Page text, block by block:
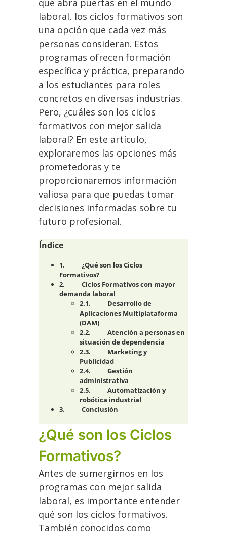
que abra puertas en el mundo
laboral, los ciclos formativos son
una opción que cada vez más
personas consideran. Estos
programas ofrecen formación
específica y práctica, preparando
a los estudiantes para roles
concretos en diversas industrias.
Pero, ¿cuáles son los ciclos
formativos con mejor salida
laboral? En este artículo,
exploraremos las opciones más
prometedoras y te
proporcionaremos información
valiosa para que puedas tomar
decisiones informadas sobre tu
futuro profesional.
Índice
¿Qué son los Ciclos
Formativos?
Ciclos Formativos con mayor
demanda laboral
Desarrollo de
Aplicaciones Multiplataforma
(DAM)
Atención a personas en
situación de dependencia
Marketing y
Publicidad
Gestión
administrativa
Automatización y
robótica industrial
Conclusión
¿Qué son los Ciclos
Formativos?
Antes de sumergirnos en los
programas con mejor salida
laboral, es importante entender
qué son los ciclos formativos.
También conocidos como